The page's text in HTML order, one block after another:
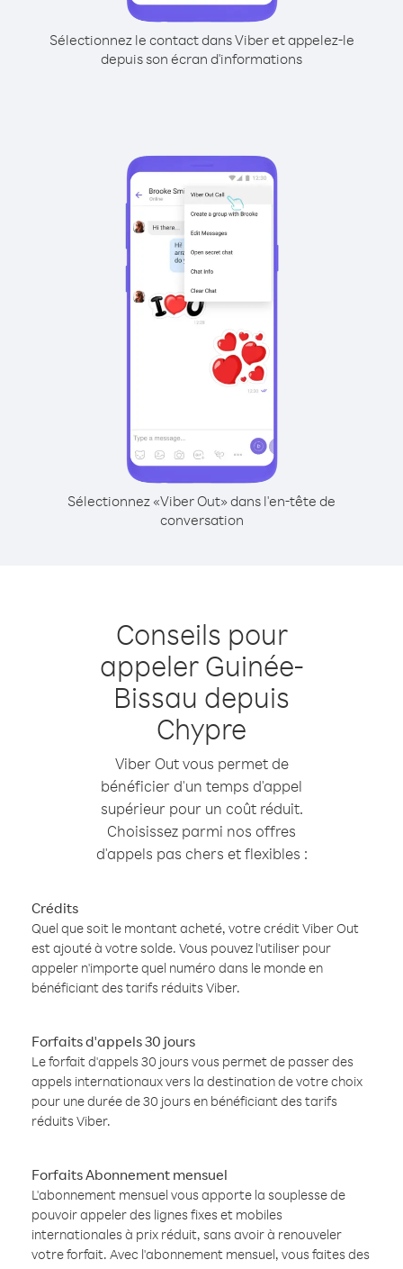
Sélectionnez le contact dans Viber et appelez-le
depuis son écran d'informations
Sélectionnez «Viber Out» dans l'en-tête de
conversation
Conseils pour
appeler Guinée-
Bissau depuis
Chypre
Viber Out vous permet de
bénéficier d'un temps d'appel
supérieur pour un coût réduit.
Choisissez parmi nos offres
d'appels pas chers et flexibles :
Crédits
Quel que soit le montant acheté, votre crédit Viber Out
est ajouté à votre solde. Vous pouvez l'utiliser pour
appeler n'importe quel numéro dans le monde en
bénéficiant des tarifs réduits Viber.
Forfaits d'appels 30 jours
Le forfait d'appels 30 jours vous permet de passer des
appels internationaux vers la destination de votre choix
pour une durée de 30 jours en bénéficiant des tarifs
réduits Viber.
Forfaits Abonnement mensuel
L'abonnement mensuel vous apporte la souplesse de
pouvoir appeler des lignes fixes et mobiles
internationales à prix réduit, sans avoir à renouveler
votre forfait. Avec l'abonnement mensuel, vous faites des